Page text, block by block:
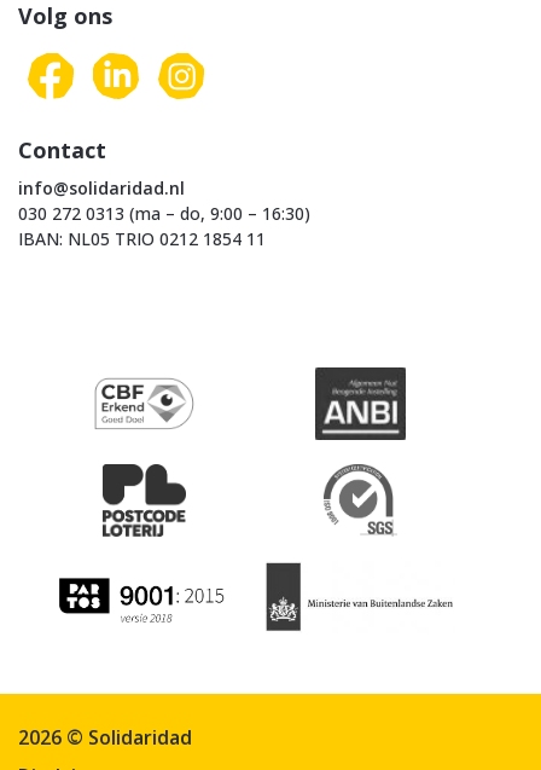
Volg ons
Contact
info@solidaridad.nl
030 272 0313 (ma – do, 9:00 – 16:30)
IBAN: NL05 TRIO 0212 1854 11
2026 © Solidaridad